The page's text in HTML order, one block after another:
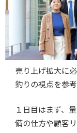
売り上げ拡大に
釣りの視点を参考
１日目はまず、
備の仕方や顧客